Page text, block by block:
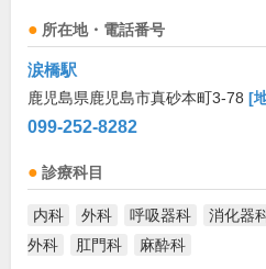
所在地・電話番号
涙橋駅
鹿児島県鹿児島市真砂本町3-78 [
099-252-8282
診療科目
内科 外科 呼吸器科 消化器
外科
肛門科 麻酔科